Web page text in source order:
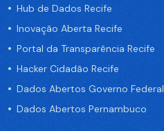
Hub de Dados Recife
Inovação Aberta Recife
Portal da Transparência Recife
Hacker Cidadão Recife
Dados Abertos Governo Federal
Dados Abertos Pernambuco